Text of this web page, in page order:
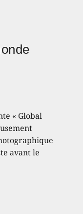
« Global
avant le